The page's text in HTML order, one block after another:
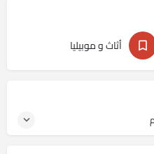
أثاث و موبيليا